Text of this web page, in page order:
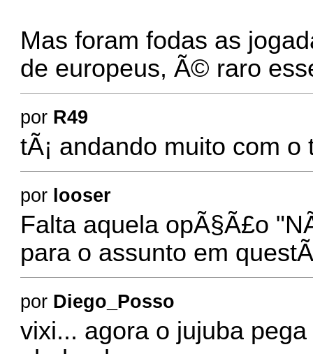
Mas foram fodas as
de europeus, Ã© raro
por R49
tÃ¡ andando muito com o
por looser
Falta aquela opÃ§Ã£o
para o assunto em
por Diego_Posso
vixi... agora o jujuba